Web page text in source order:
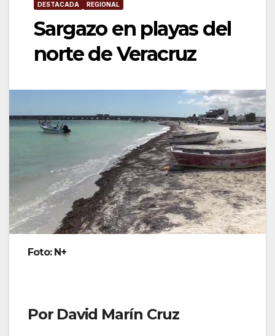
DESTACADA REGIONAL
Sargazo en playas del
norte de Veracruz
Foto: N+
Por David Marín Cruz